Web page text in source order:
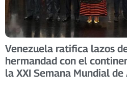
Venezuela ratifica lazos
hermandad con el
la XXI Semana Mundial